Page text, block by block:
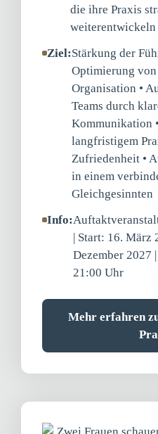
die ihre Praxis
weiterentwickeln
Ziel:Stärkung der
Optimierung
Organisation •
Teams durch
Kommunikation
langfristigem
Zufriedenheit •
in einem
Gleichgesinnten
Info:
| Start: 16. März
Dezember 2027
21:00 Uhr
Mehr erfahren